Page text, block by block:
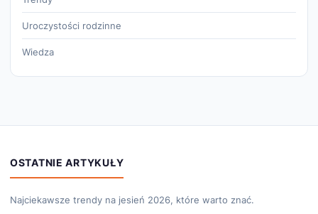
Uroczystości rodzinne
Wiedza
OSTATNIE ARTYKUŁY
Najciekawsze trendy na jesień 2026, które warto znać.